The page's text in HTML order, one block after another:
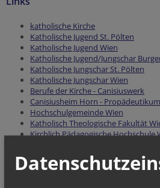
katholische Kirche
Katholische Jugend St. Pölten
Katholische Jugend Wien
Katholische Jugend/Jungschar
Katholische Jungschar St. Pölten
Katholische Jungschar Wien
Berufe der Kirche - Canisiuswerk
Canisiusheim Horn - Propädeutikum
Hochschulgemeinde Wien
Katholisch Theologische Fakultät
Kirchlich Pädagogische Hochschule
Priesterseminar Wien
Schulamt der Erzdiözese Wien